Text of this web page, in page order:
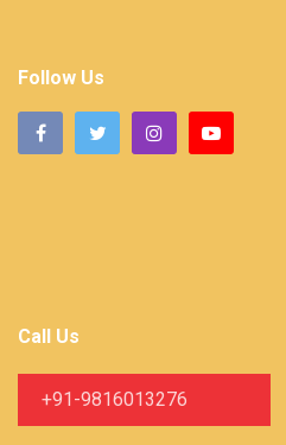
Follow Us
Call Us
+91-9816013276